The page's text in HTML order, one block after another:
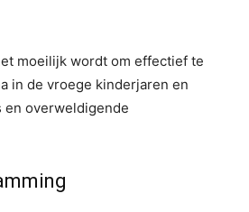
moeilijk wordt om effectief te
in de vroege kinderjaren en
en overweldigende